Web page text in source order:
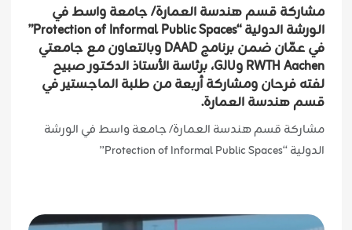
مشاركة قسم هندسة العمارة/ جامعة واسط في
الورشة الدولية “Protection of Informal Public Spaces”
في عمّان ضمن برنامج DAAD وبالتعاون مع جامعتي
RWTH Aachen وGJU، برئاسة الأستاذ الدكتور صبيح
لفته فرحان ومشاركة أربعة من طلبة الماجستير في
قسم هندسة العمارة.
مشاركة قسم هندسة العمارة/ جامعة واسط في الورشة
الدولية “Protection of Informal Public Spaces”